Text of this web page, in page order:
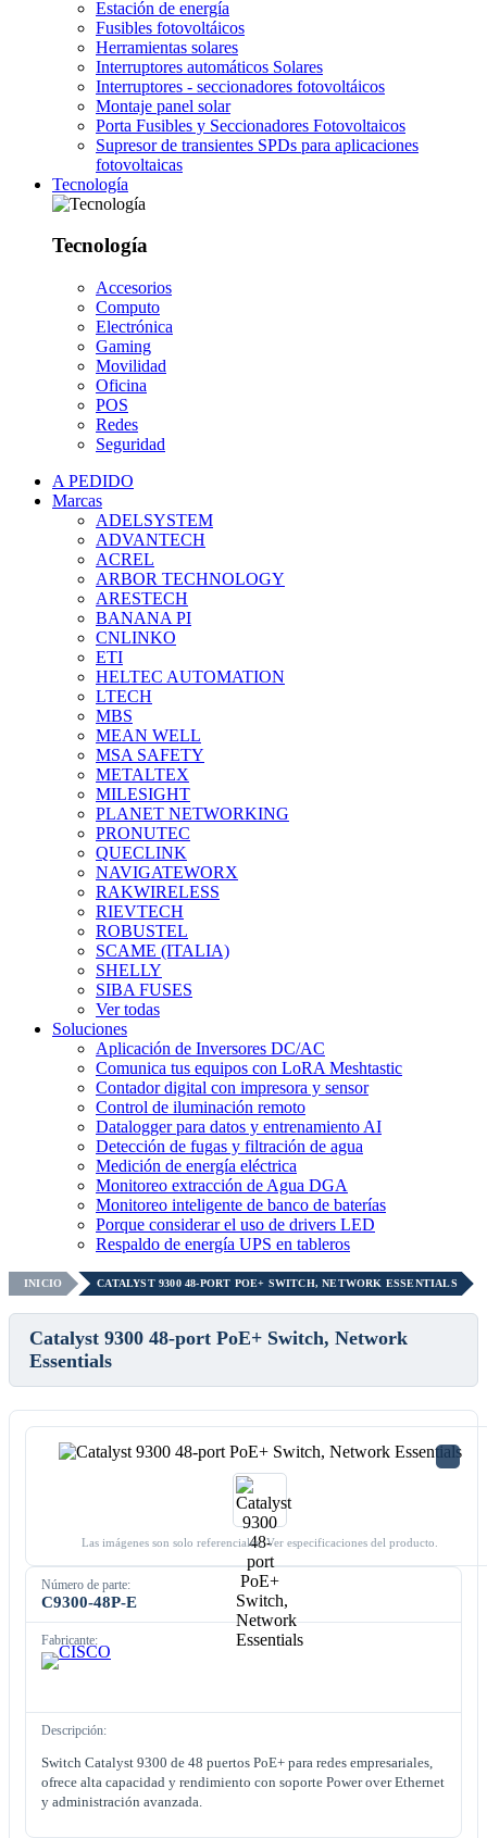
Estación de energía
Fusibles fotovoltáicos
Herramientas solares
Interruptores automáticos Solares
Interruptores - seccionadores fotovoltáicos
Montaje panel solar
Porta Fusibles y Seccionadores Fotovoltaicos
Supresor de transientes SPDs para aplicaciones
fotovoltaicas
Tecnología
Tecnología
Accesorios
Computo
Electrónica
Gaming
Movilidad
Oficina
POS
Redes
Seguridad
A PEDIDO
Marcas
ADELSYSTEM
ADVANTECH
ACREL
ARBOR TECHNOLOGY
ARESTECH
BANANA PI
CNLINKO
ETI
HELTEC AUTOMATION
LTECH
MBS
MEAN WELL
MSA SAFETY
METALTEX
MILESIGHT
PLANET NETWORKING
PRONUTEC
QUECLINK
NAVIGATEWORX
RAKWIRELESS
RIEVTECH
ROBUSTEL
SCAME (ITALIA)
SHELLY
SIBA FUSES
Ver todas
Soluciones
Aplicación de Inversores DC/AC
Comunica tus equipos con LoRA Meshtastic
Contador digital con impresora y sensor
Control de iluminación remoto
Datalogger para datos y entrenamiento AI
Detección de fugas y filtración de agua
Medición de energía eléctrica
Monitoreo extracción de Agua DGA
Monitoreo inteligente de banco de baterías
Porque considerar el uso de drivers LED
Respaldo de energía UPS en tableros
INICIO CATALYST 9300 48-PORT POE+ SWITCH, NETWORK ESSENTIALS
Catalyst 9300 48-port PoE+ Switch, Network
Essentials
Las imágenes son solo referenciales. Ver especificaciones del producto.
Número de parte:
C9300-48P-E
Fabricante:
Descripción:
Switch Catalyst 9300 de 48 puertos PoE+ para redes empresariales,
ofrece alta capacidad y rendimiento con soporte Power over Ethernet
y administración avanzada.